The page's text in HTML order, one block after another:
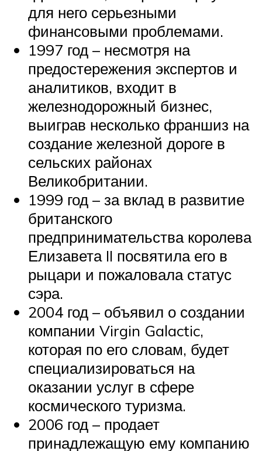
для него серьезными
финансовыми проблемами.
1997 год – несмотря на
предостережения экспертов и
аналитиков, входит в
железнодорожный бизнес,
выиграв несколько франшиз на
создание железной дороге в
сельских районах
Великобритании.
1999 год – за вклад в развитие
британского
предпринимательства королева
Елизавета II посвятила его в
рыцари и пожаловала статус
сэра.
2004 год – объявил о создании
компании Virgin Galactic,
которая по его словам, будет
специализироваться на
оказании услуг в сфере
космического туризма.
2006 год – продает
принадлежащую ему компанию